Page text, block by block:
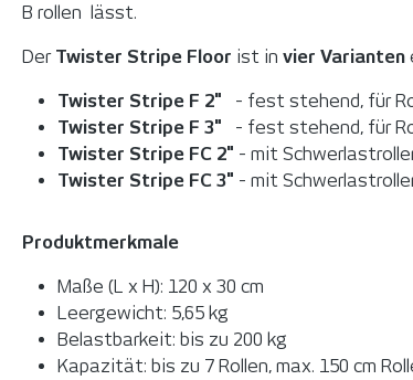
B rollen lässt.
Der Twister Stripe Floor ist in vier Varianten
Twister Stripe F 2" - fest stehend, für
Twister Stripe F 3" - fest stehend, für
Twister Stripe FC 2" - mit
Twister Stripe FC 3" - mit
Produktmerkmale
Maße (L x H): 120 x 30 cm
Leergewicht: 5,65 kg
Belastbarkeit: bis zu 200 kg
Kapazität: bis zu 7 Rollen, max. 150 cm